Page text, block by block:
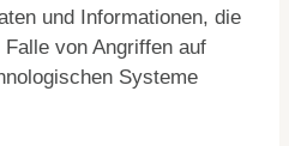
und Informationen, die
von Angriffen auf
Systeme